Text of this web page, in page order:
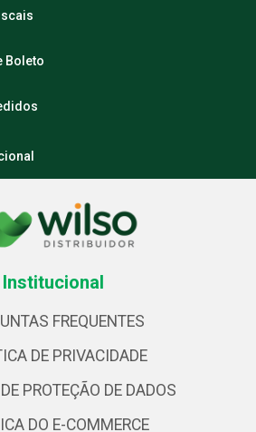
Boleto
Institucional
FREQUENTES
DE PRIVACIDADE
PROTEÇÃO DE DADOS
DO E-COMMERCE